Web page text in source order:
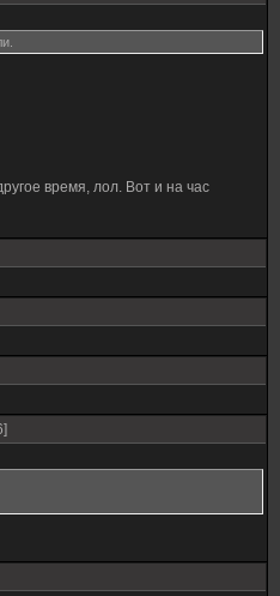
время, лол. Вот и на час